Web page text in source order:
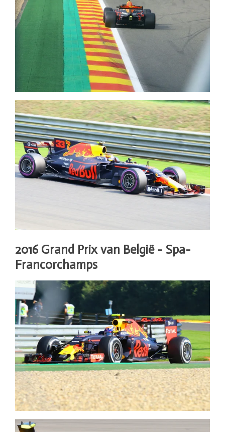
2016 Grand Prix van België - Spa-
Francorchamps